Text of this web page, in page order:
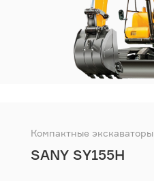
Компактные экскаваторы
SANY SY155H